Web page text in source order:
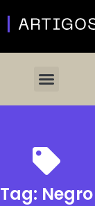
Tag: Negro